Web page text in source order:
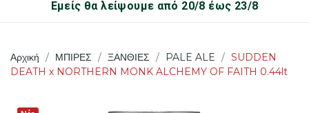
Εμείς θα λείψουμε από 20/8 έως 23/8
Αρχική ΜΠΙΡΕΣ ΞΑΝΘΙΕΣ PALE ALE
SUDDEN
DEATH x NORTHERN MONK ALCHEMY OF FAITH 0.44lt